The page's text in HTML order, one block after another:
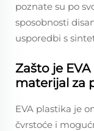
poznate su po
sposobnosti
usporedbi s
Zašto je
materijal za
EVA plastika je
čvrstoće i